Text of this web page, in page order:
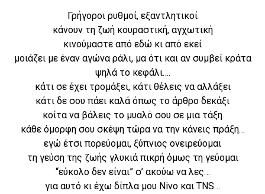
Γρήγοροι ρυθμοί, εξαντλητικοί
κάνουν τη ζωή κουραστική, αγχωτική
κινούμαστε από εδώ κι από εκεί
μοιάζει με έναν αγώνα ράλι, μα ότι και αν συμβεί κράτα
ψηλά το κεφάλι….
κάτι σε έχει τρομάξει, κάτι θέλεις να αλλάξει
κάτι δε σου πάει καλά όπως το άρθρο δεκάξι
κοίτα να βάλεις το μυαλό σου σε μια τάξη
κάθε όμορφη σου σκέψη τώρα να την κάνεις πράξη…
εγώ έτσι πορεύομαι, ξύπνιος ονειρεύομαι
τη γεύση της ζωής γλυκιά πικρή όμως τη γεύομαι
“εύκολο δεν είναι” σ’ ακούω να λες…
για αυτό κι έχω δίπλα μου Nivo και TNS…